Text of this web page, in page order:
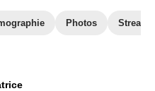
Photos